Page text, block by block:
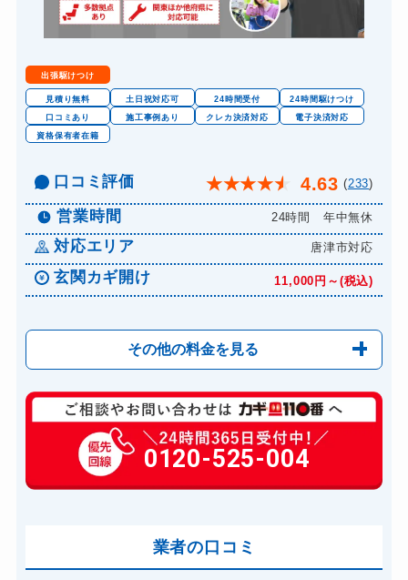
出張駆けつけ
見積り無料 土日祝対応可 24時間受付
24時間駆けつけ
口コミあり
施工事例あり クレカ決済対応
電子決済対応
資格保有者在籍
口コミ評価 ★★★★★ 4.63 (233)
営業時間 24時間 年中無休
対応エリア 唐津市対応
玄関カギ開け 11,000円～(税込)
その他の料金を見る
玄関カギ修理 6,600円～(税込)
玄関カギ交換 14,300円～(税込)
車カギ開け 13,200円～(税込)
0120-525-004
業者の口コミ